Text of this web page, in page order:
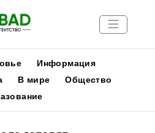
Информация
В мире
Общество